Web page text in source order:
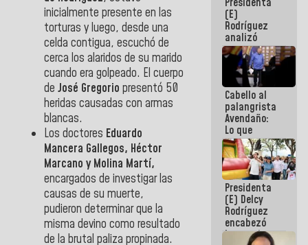
inicialmente presente en las
torturas y luego, desde una
celda contigua, escuchó de
cerca los alaridos de su marido
cuando era golpeado. El cuerpo
de José Gregorio presentó 50
heridas causadas con armas
blancas.
Los doctores Eduardo
Mancera Gallegos, Héctor
Marcano y Molina Martí,
encargados de investigar las
causas de su muerte,
pudieron determinar que la
misma devino como resultado
de la brutal paliza propinada.
de la
República
(E)
Rodríguez
analizó
junto a
gobernadores
planes de
recuperación
del Sistema
Eléctrico
Nacional
Cabello al
palangrista
Avendaño:
Lo que
vayas a
escribir
hazlo hoy
por que no
sabemos si
la semana
que viene
hay
programa
Presidenta
(E) Delcy
Rodríguez
encabezó
lanzamiento